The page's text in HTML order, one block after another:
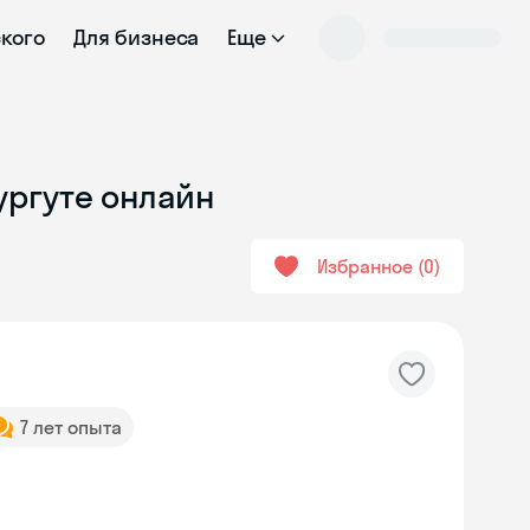
Для бизнеса Еще
онлайн
Избранное 0
7 лет опыта